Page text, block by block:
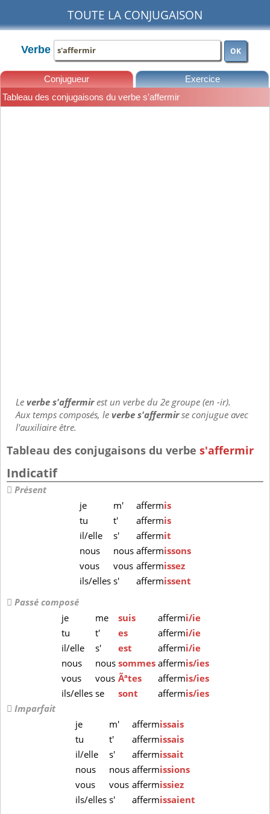
TOUTE LA CONJUGAISON
Verbe OK
Conjugueur Exercice
Tableau des conjugaisons du verbe s'affermir
Leverbe s'affermirest un verbe du 2e groupe (en -ir).
Aux temps composés, leverbe s'affermirse conjugue avec
l'auxiliaire être.
Tableau des conjugaisons du verbe s'affermir
Indicatif
Présent
je
m' affermis
tu
t' affermis
il/elle
s' affermit
nous
nous affermissons
vous
vous affermissez
ils/elles s' affermissent
Passé composé
je
me suis affermi/ie
tu
t' es affermi/ie
il/elle
s' est affermi/ie
nous
nous sommes affermis/ies
vous
vous Ãªtes affermis/ies
ils/elles se sont affermis/ies
Imparfait
je
m' affermissais
tu
t' affermissais
il/elle
s' affermissait
nous
nous affermissions
vous
vous affermissiez
ils/elles s' affermissaient